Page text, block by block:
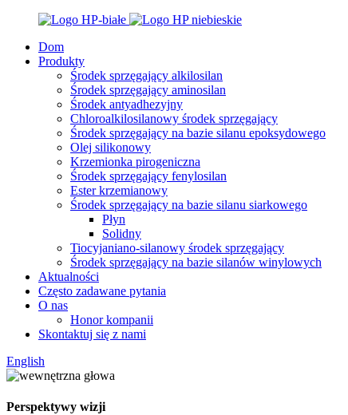
Dom
Produkty
Środek sprzęgający alkilosilan
Środek sprzęgający aminosilan
Środek antyadhezyjny
Chloroalkilosilanowy środek sprzęgający
Środek sprzęgający na bazie silanu epoksydowego
Olej silikonowy
Krzemionka pirogeniczna
Środek sprzęgający fenylosilan
Ester krzemianowy
Środek sprzęgający na bazie silanu siarkowego
Płyn
Solidny
Tiocyjaniano-silanowy środek sprzęgający
Środek sprzęgający na bazie silanów winylowych
Aktualności
Często zadawane pytania
O nas
Honor kompanii
Skontaktuj się z nami
English
Perspektywy wizji